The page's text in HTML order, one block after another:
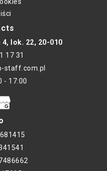
4, lok. 22, 20-010
17 31
staff.com.pl
- 17:00